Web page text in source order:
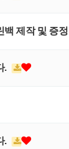
백 제작 및 증정
.
.